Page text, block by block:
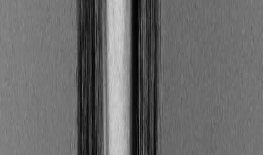
produits classés "Article 9" précise les informations
(source : eur-lex.europa.eu) :
la manière dont l’objectif d’investissement
durable est atteint, en particulier lorsque le
produit repose sur un indice de référence ; dans
en quoi cet indice est aligné avec l’objectif
les moyens employés pour atteindre l’objectif